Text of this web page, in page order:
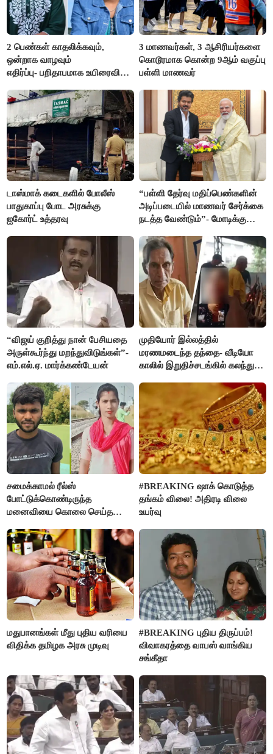
2 பெண்கள் காதலிக்கவும்,
ஒன்றாக வாழவும்
எதிர்ப்பு- பறிதாபமாக உயிரைவிட்ட
3 மாணவர்கள், 3 ஆசிரியர்களை
கொடூரமாக கொன்ற 9ஆம் வகுப்பு
பள்ளி மாணவர்
டாஸ்மாக் கடைகளில் போலீஸ்
பாதுகாப்பு போட அரசுக்கு
ஐகோர்ட் உத்தரவு
“பள்ளி தேர்வு மதிப்பெண்களின்
அடிப்படையில் மாணவர் சேர்க்கை
நடத்த வேண்டும்”- மோடிக்கு
“விஜய் குறித்து நான் பேசியதை
அருள்கூர்ந்து மறந்துவிடுங்கள்”-
எம்.எல்.ஏ. மார்க்கண்டேயன்
முதியோர் இல்லத்தில்
மரணமடைந்த தந்தை- வீடியோ
காலில் இறுதிச்சடங்கில் கலந்து
சமைக்காமல் ரீல்ஸ்
போட்டுக்கொண்டிருந்த
மனைவியை கொலை செய்த
#BREAKING ஷாக் கொடுத்த
தங்கம் விலை! அதிரடி விலை
உயர்வு
மதுபானங்கள் மீது புதிய வரியை
விதிக்க தமிழக அரசு முடிவு
#BREAKING புதிய திருப்பம்!
விவாகரத்தை வாபஸ் வாங்கிய
சங்கீதா